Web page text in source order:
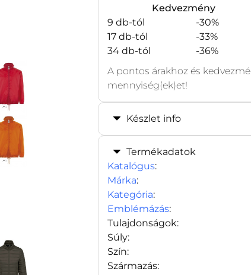
Kedvezmény
9 db-tól
-30%
17 db-tól
-33%
34 db-tól
-36%
A pontos árakhoz és
mennyiség(ek)et!
Készlet info
Termékadatok
Katalógus:
Márka:
Kategória:
Emblémázás:
Tulajdonságok:
Súly:
Szín:
Származás: